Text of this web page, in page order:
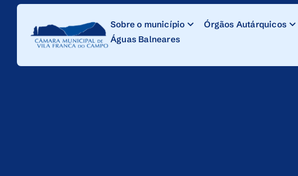
Skip
Content
Sobre o município Órgãos Autárquicos
Águas Balneares